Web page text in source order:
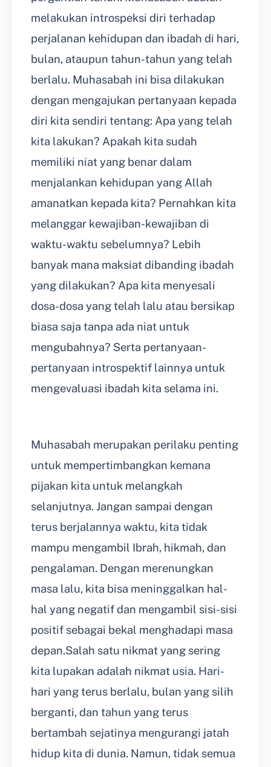
melakukan introspeksi diri terhadap
perjalanan kehidupan dan ibadah di hari,
bulan, ataupun tahun-tahun yang telah
berlalu. Muhasabah ini bisa dilakukan
dengan mengajukan pertanyaan kepada
diri kita sendiri tentang: Apa yang telah
kita lakukan? Apakah kita sudah
memiliki niat yang benar dalam
menjalankan kehidupan yang Allah
amanatkan kepada kita? Pernahkan kita
melanggar kewajiban-kewajiban di
waktu-waktu sebelumnya? Lebih
banyak mana maksiat dibanding ibadah
yang dilakukan? Apa kita menyesali
dosa-dosa yang telah lalu atau bersikap
biasa saja tanpa ada niat untuk
mengubahnya? Serta pertanyaan-
pertanyaan introspektif lainnya untuk
mengevaluasi ibadah kita selama ini.
Muhasabah merupakan perilaku penting
untuk mempertimbangkan kemana
pijakan kita untuk melangkah
selanjutnya. Jangan sampai dengan
terus berjalannya waktu, kita tidak
mampu mengambil Ibrah, hikmah, dan
pengalaman. Dengan merenungkan
masa lalu, kita bisa meninggalkan hal-
hal yang negatif dan mengambil sisi-sisi
positif sebagai bekal menghadapi masa
depan.Salah satu nikmat yang sering
kita lupakan adalah nikmat usia. Hari-
hari yang terus berlalu, bulan yang silih
berganti, dan tahun yang terus
bertambah sejatinya mengurangi jatah
hidup kita di dunia. Namun, tidak semua